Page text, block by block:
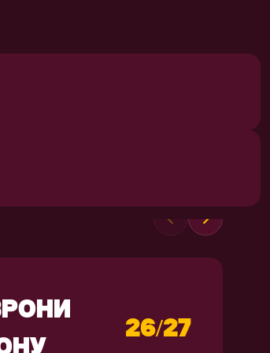
26/27